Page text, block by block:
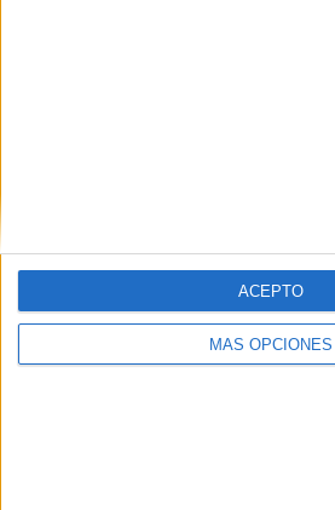
MÁS OPCIONES
ACEPTO